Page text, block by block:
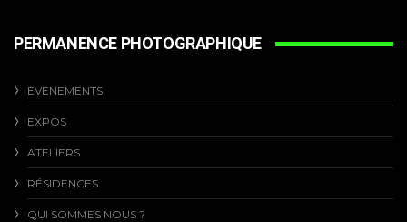
PERMANENCE PHOTOGRAPHIQUE
ÉVÈNEMENTS
EXPOS
ATELIERS
RÉSIDENCES
QUI SOMMES NOUS ?